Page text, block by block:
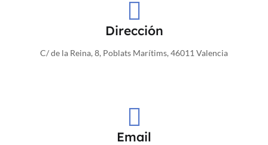
Dirección
C/ de la Reina, 8, Poblats Marítims, 46011 Valencia
Email